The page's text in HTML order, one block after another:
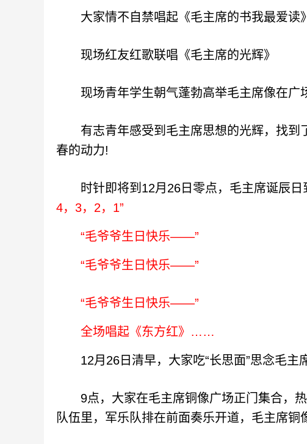
大家情不自禁唱起《毛主席的书我最爱读
现场红友红歌联唱《毛主席的光辉》
现场青年学生朝气蓬勃高举毛主席像在广
有志青年感受到毛主席思想的光辉，找到
春的动力!
时针即将到12月26日零点，毛主席诞辰日
4，3，2，1”
“毛爷爷生日快乐——”
“毛爷爷生日快乐——”
“毛爷爷生日快乐——”
全场唱起《东方红》……
12月26日清早，大家吃“长思面”思念毛主席
9点，大家在毛主席铜像广场正门集合，热
队伍里，军乐队排在前面奏乐开道，毛主席铜